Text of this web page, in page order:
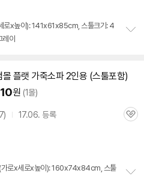
로x높이): 141x61x85cm, 스툴크기: 4
이
몰 플랫 가죽소파2인용 (스툴포함)
원 (1몰)
17.06. 등록
관
가로x세로x높이): 160x74x84cm, 스툴